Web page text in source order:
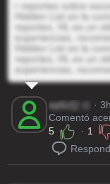
r reportes sobre
Hidden List es la
reportes, HL es un
experiencias,
Hidden List es la
reportes, HL es un
experiencias,
ep6zQ
· 3h
Comentó
5
· 1